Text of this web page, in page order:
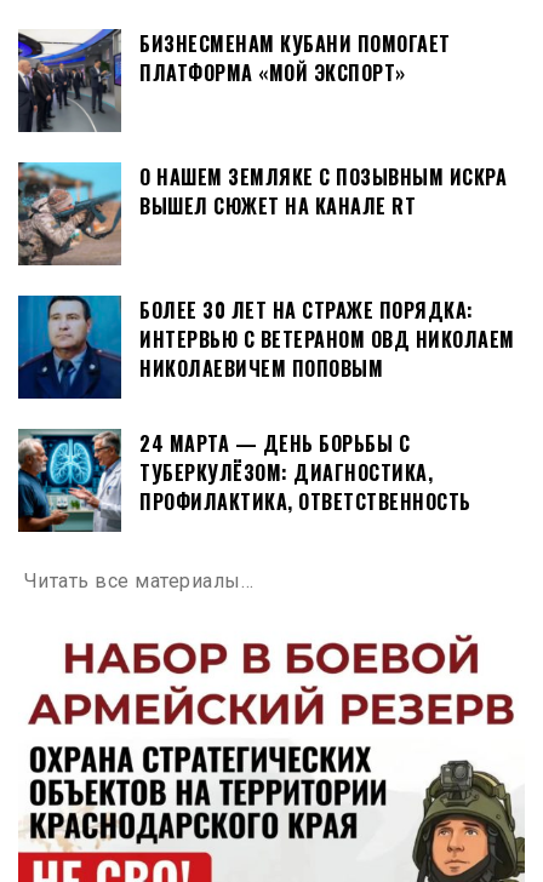
БИЗНЕСМЕНАМ КУБАНИ ПОМОГАЕТ
ПЛАТФОРМА «МОЙ ЭКСПОРТ»
О НАШЕМ ЗЕМЛЯКЕ С ПОЗЫВНЫМ ИСКРА
ВЫШЕЛ СЮЖЕТ НА КАНАЛЕ RT
БОЛЕЕ 30 ЛЕТ НА СТРАЖЕ ПОРЯДКА:
ИНТЕРВЬЮ С ВЕТЕРАНОМ ОВД НИКОЛАЕМ
НИКОЛАЕВИЧЕМ ПОПОВЫМ
24 МАРТА — ДЕНЬ БОРЬБЫ С
ТУБЕРКУЛЁЗОМ: ДИАГНОСТИКА,
ПРОФИЛАКТИКА, ОТВЕТСТВЕННОСТЬ
Читать все материалы…